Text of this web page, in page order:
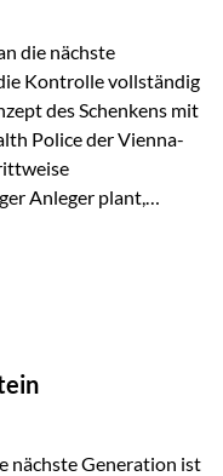
14 der
die nächste
Kontrolle vollständig
des Schenkens mit
Police der Vienna-
Anleger plant,
werden, sondern
ohne die
geben. Die Lösung:
erfolgt über die
nächste Generation ist